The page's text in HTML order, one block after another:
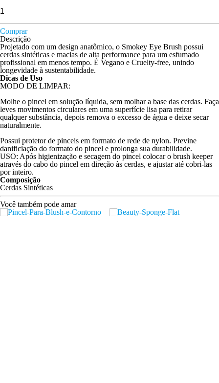
Comprar
Descrição
Projetado com um design anatômico, o Smokey Eye Brush possui
cerdas sintéticas e macias de alta performance para um esfumado
profissional em menos tempo. É Vegano e Cruelty-free, unindo
longevidade à sustentabilidade.
Dicas de Uso
MODO DE LIMPAR:
Molhe o pincel em solução líquida, sem molhar a base das cerdas. Faça
leves movimentos circulares em uma superfície lisa para retirar
qualquer substância, depois remova o excesso de água e deixe secar
naturalmente.
Possui protetor de pinceis em formato de rede de nylon. Previne
danificiação do formato do pincel e prolonga sua durabilidade.
USO: Após higienização e secagem do pincel colocar o brush keeper
através do cabo do pincel em direção às cerdas, e ajustar até cobri-las
por inteiro.
Composição
Cerdas Sintéticas
Você também pode amar